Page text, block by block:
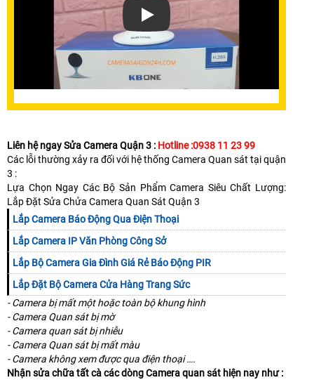
Xem video Lắp Đặt Sửa Chửa Camera
Liên hệ ngay Sửa Camera Quận 3 : Hotline :0938 11 23 99
Các lỗi thường xảy ra đối với hệ thống Camera Quan sát tại quận
3 :
Lựa Chọn Ngay Các Bộ Sản Phẩm Camera Siêu Chất Lượng:
Lắp Đặt Sửa Chửa Camera Quan Sát Quận 3
Lắp Camera Báo Động Qua Điện Thoại
Lắp Camera IP Văn Phòng Công Sở
Lắp Bộ Camera Gia Đình Giá Rẻ Báo Động PIR
Lắp Đặt Bộ Camera Cửa Hàng Trang Sức
- Camera bị mất một hoặc toàn bộ khung hình
- Camera Quan sát bị mờ
- Camera quan sát bị nhiễu
- Camera Quan sát bị mất màu
- Camera không xem được qua điện thoại ….
Nhận sửa chữa tất cà các dòng Camera quan sát hiện nay như :